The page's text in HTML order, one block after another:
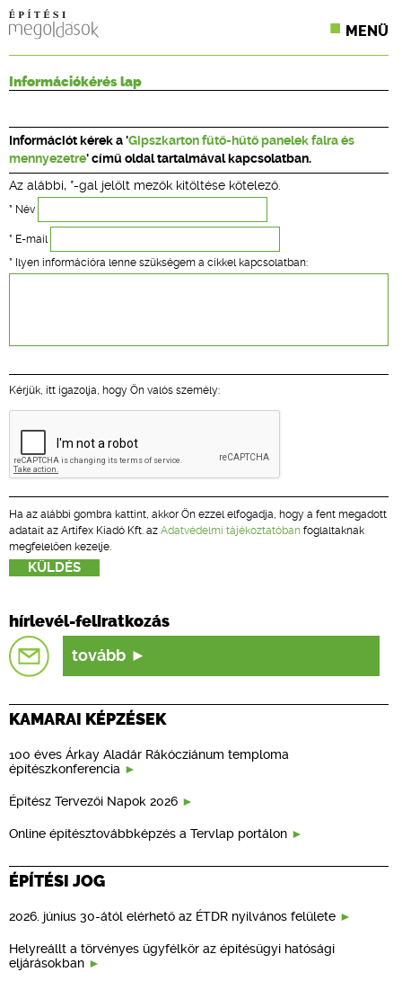
MENÜ
CPR TERMÉKKIÍRÁS
ÉPÍTÉSI JOG
ONLINE KÉPZÉSEK
TERVEZÉSI SEGÉDLETEK
Információkérés lap
Információt kérek a 'Gipszkarton fűtő-hűtő panelek falra és
mennyezetre' című oldal tartalmával kapcsolatban.
Az alábbi, *-gal jelölt mezők kitöltése kötelező.
* Név
* E-mail
* Ilyen információra lenne szükségem a cikkel kapcsolatban:
Kérjük, itt igazolja, hogy Ön valós személy:
Ha az alábbi gombra kattint, akkor Ön ezzel elfogadja, hogy a fent megadott
adatait az Artifex Kiadó Kft. az Adatvédelmi tájékoztatóban foglaltaknak
megfelelően kezelje.
hírlevél-feliratkozás
tovább
KAMARAI KÉPZÉSEK
100 éves Árkay Aladár Rákócziánum temploma
építészkonferencia
Építész Tervezői Napok 2026
Online építésztovábbképzés a Tervlap portálon
ÉPÍTÉSI JOG
2026. június 30-ától elérhető az ÉTDR nyilvános felülete
Helyreállt a törvényes ügyfélkör az építésügyi hatósági
eljárásokban